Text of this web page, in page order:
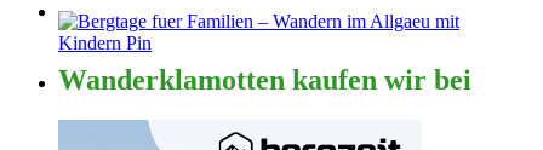
Wanderklamotten kaufen wir bei